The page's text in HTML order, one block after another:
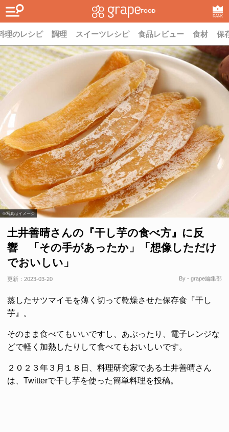
FOOD
RANK
理のレシピ 調理 スイーツレシピ 食品レビュー 食材 保
※写真はイメージ
土井善晴さんの『干し芋の食べ方』に反
響 「その手があったか」「想像しただけ
でおいしい」
更新： 2023-03-20 By - grape編集部
蒸したサツマイモを薄く切って乾燥させた保存食『干し
芋』。
そのまま食べてもいいですし、あぶったり、電子レンジな
どで軽く加熱したりして食べてもおいしいです。
２０２３年３月１８日、料理研究家である土井善晴さん
は、Twitterで干し芋を使った簡単料理を投稿。